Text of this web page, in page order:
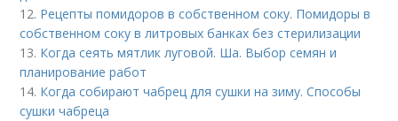
12. Рецепты помидоров в собственном соку. Помидоры в
собственном соку в литровых банках без стерилизации
13. Когда сеять мятлик луговой. Ша. Выбор семян и
планирование работ
14. Когда собирают чабрец для сушки на зиму. Способы
сушки чабреца